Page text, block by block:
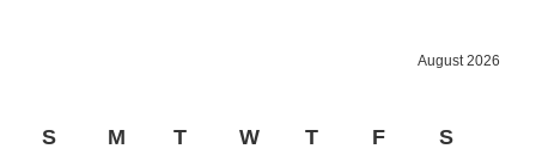
August 2026
S M T W T F S